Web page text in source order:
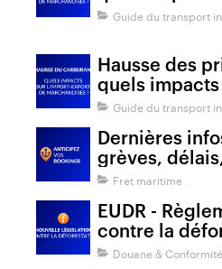
export de
Guide du transport
Hausse des
quels
export de
Guide du transport
Dernières
grèves,
Fret maritime
EUDR -
contre la
Douane &